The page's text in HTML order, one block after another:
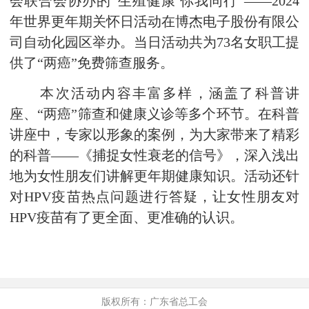
年世界更年期关怀日活动在博杰电子股份有限公
司自动化园区举办。当日活动共为73名女职工提
供了“两癌”免费筛查服务。
本次活动内容丰富多样，涵盖了科普讲
座、“两癌”筛查和健康义诊等多个环节。在科普
讲座中，专家以形象的案例，为大家带来了精彩
的科普——《捕捉女性衰老的信号》，深入浅出
地为女性朋友们讲解更年期健康知识。活动还针
对HPV疫苗热点问题进行答疑，让女性朋友对
HPV疫苗有了更全面、更准确的认识。
版权所有：广东省总工会